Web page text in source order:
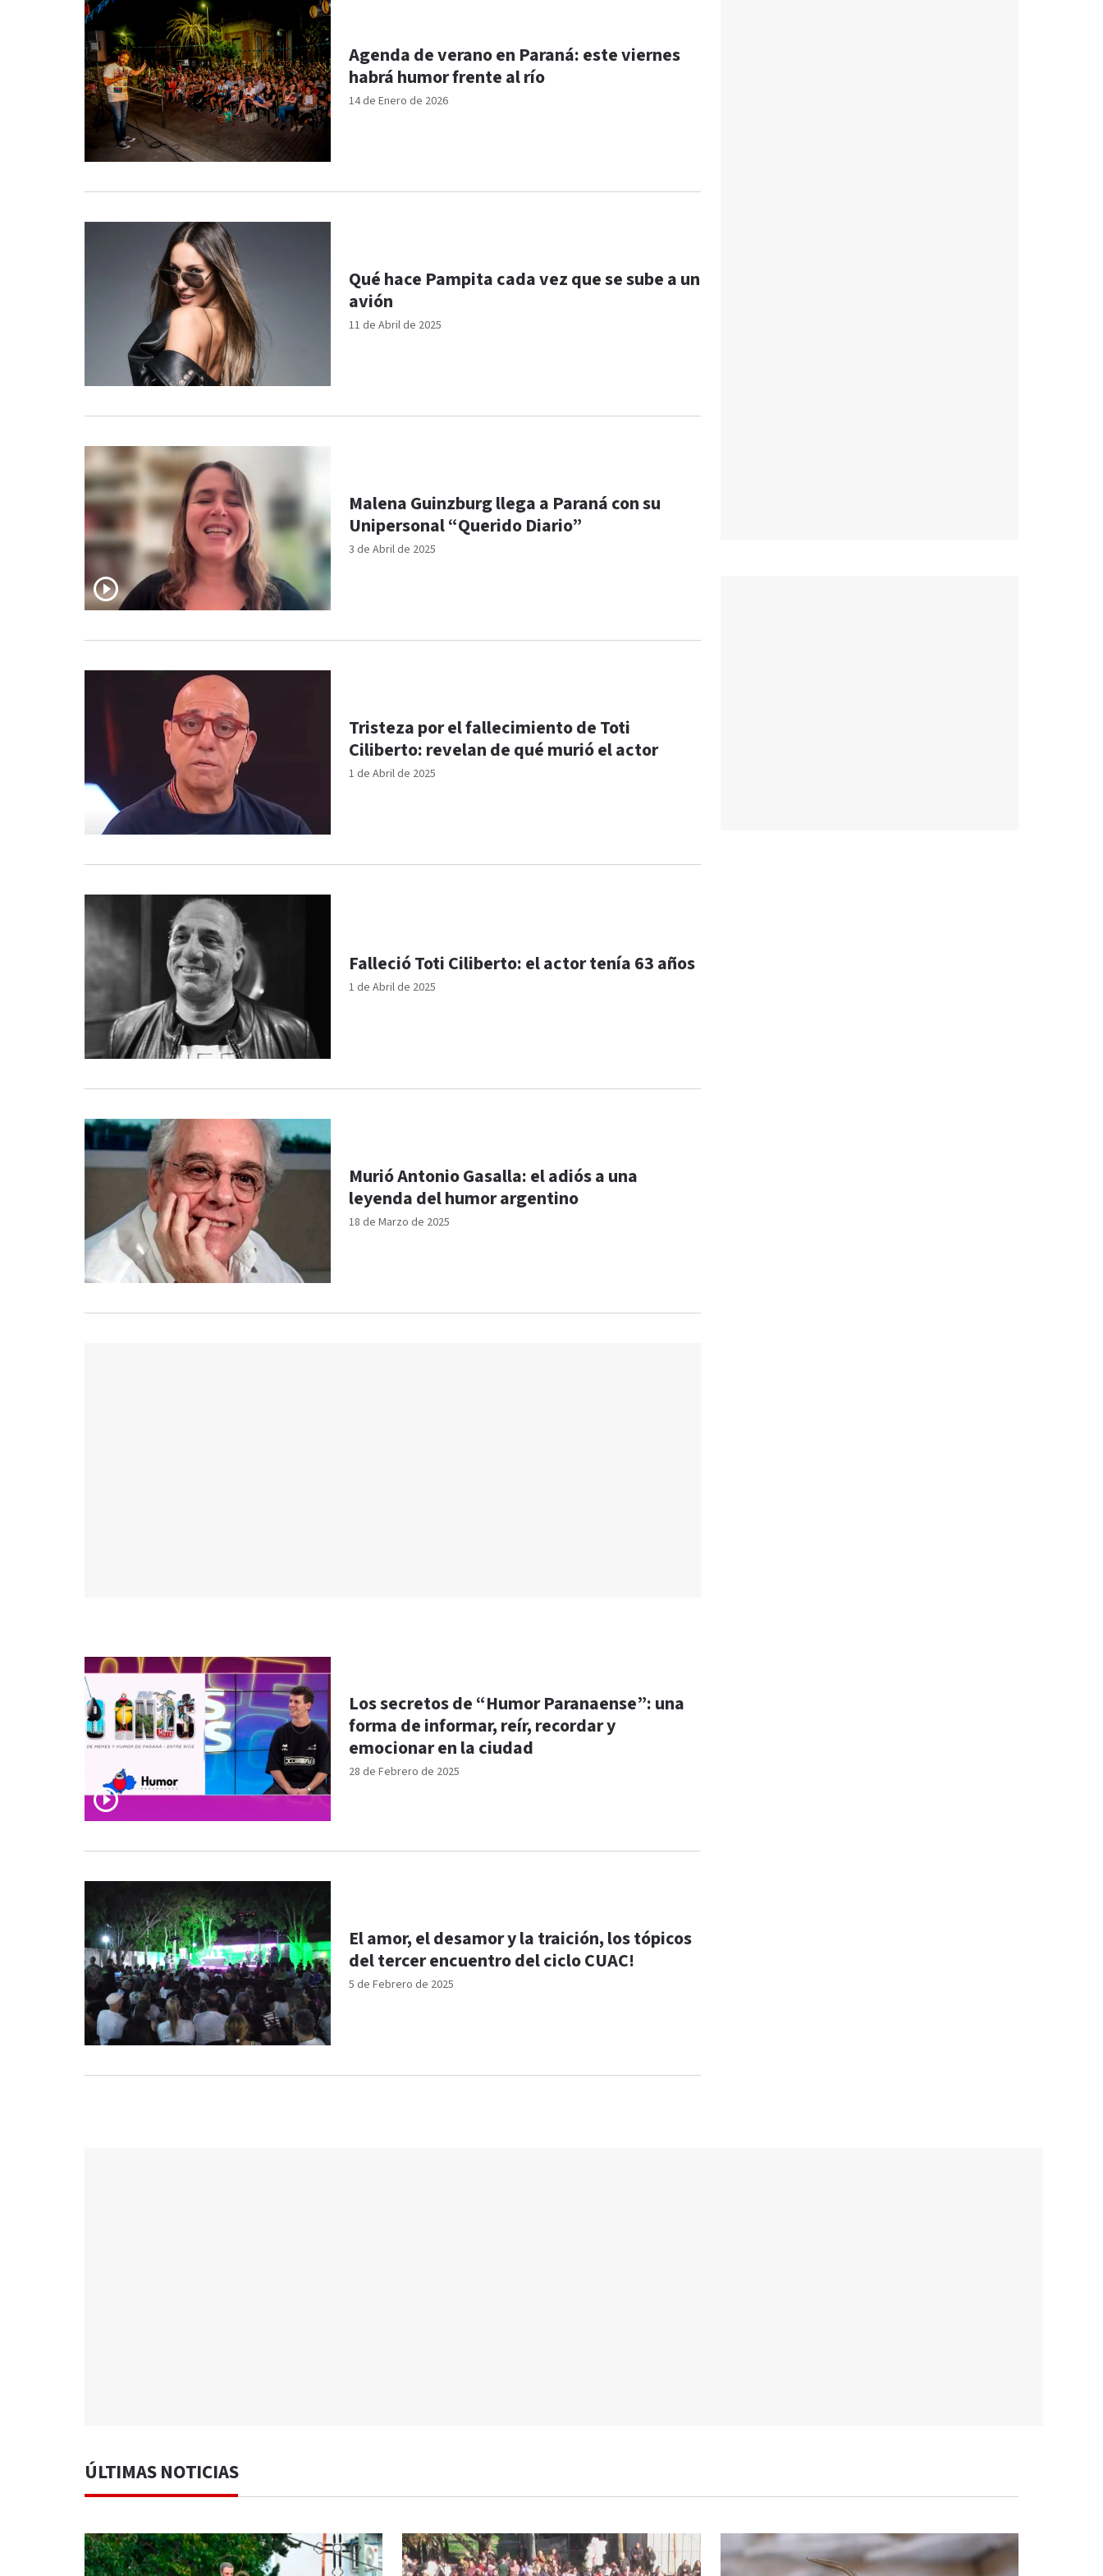
14 de Enero de 2026
Agenda de verano en Paraná: este viernes
habrá humor frente al río
11 de Abril de 2025
Qué hace Pampita cada vez que se sube a un
avión
3 de Abril de 2025
Malena Guinzburg llega a Paraná con su
Unipersonal “Querido Diario”
1 de Abril de 2025
Tristeza por el fallecimiento de Toti
Ciliberto: revelan de qué murió el actor
1 de Abril de 2025
Falleció Toti Ciliberto: el actor tenía 63 años
18 de Marzo de 2025
Murió Antonio Gasalla: el adiós a una
leyenda del humor argentino
28 de Febrero de 2025
Los secretos de “Humor Paranaense”: una
forma de informar, reír, recordar y
emocionar en la ciudad
5 de Febrero de 2025
El amor, el desamor y la traición, los tópicos
del tercer encuentro del ciclo CUAC!
ÚLTIMAS NOTICIAS